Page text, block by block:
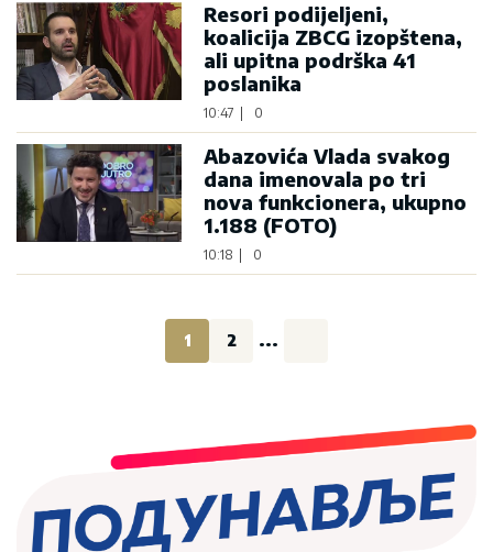
Resori podijeljeni,
koalicija ZBCG izopštena,
ali upitna podrška 41
poslanika
10:47 0
Abazovića Vlada svakog
dana imenovala po tri
nova funkcionera, ukupno
1.188 (FOTO)
10:18 0
1 2 ...